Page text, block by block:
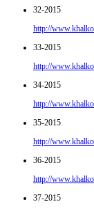
32-2015
http://
33-2015
http://
34-2015
http://
35-2015
http://
36-2015
http://
37-2015